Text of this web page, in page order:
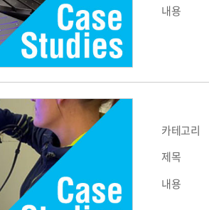
내용
카테고리
제목
내용